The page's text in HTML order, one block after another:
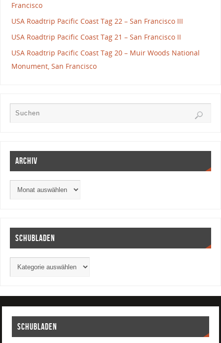
Francisco
USA Roadtrip Pacific Coast Tag 22 – San Francisco III
USA Roadtrip Pacific Coast Tag 21 – San Francisco II
USA Roadtrip Pacific Coast Tag 20 – Muir Woods National
Monument, San Francisco
Archiv
Schubladen
Schubladen